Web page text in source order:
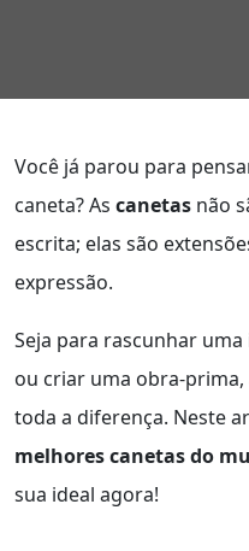
Você já parou para
caneta? As canetas não
escrita; elas são
expressão.
Seja para rascunhar
ou criar uma obra-
toda a diferença. Neste
melhores canetas do
sua ideal agora!